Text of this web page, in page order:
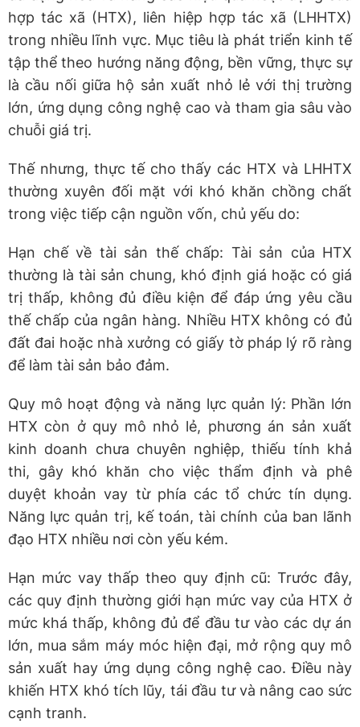
hợp tác xã (HTX), liên hiệp hợp tác xã (LHHTX)
trong nhiều lĩnh vực. Mục tiêu là phát triển kinh tế
tập thể theo hướng năng động, bền vững, thực sự
là cầu nối giữa hộ sản xuất nhỏ lẻ với thị trường
lớn, ứng dụng công nghệ cao và tham gia sâu vào
chuỗi giá trị.
Thế nhưng, thực tế cho thấy các HTX và LHHTX
thường xuyên đối mặt với khó khăn chồng chất
trong việc tiếp cận nguồn vốn, chủ yếu do:
Hạn chế về tài sản thế chấp: Tài sản của HTX
thường là tài sản chung, khó định giá hoặc có giá
trị thấp, không đủ điều kiện để đáp ứng yêu cầu
thế chấp của ngân hàng. Nhiều HTX không có đủ
đất đai hoặc nhà xưởng có giấy tờ pháp lý rõ ràng
để làm tài sản bảo đảm.
Quy mô hoạt động và năng lực quản lý: Phần lớn
HTX còn ở quy mô nhỏ lẻ, phương án sản xuất
kinh doanh chưa chuyên nghiệp, thiếu tính khả
thi, gây khó khăn cho việc thẩm định và phê
duyệt khoản vay từ phía các tổ chức tín dụng.
Năng lực quản trị, kế toán, tài chính của ban lãnh
đạo HTX nhiều nơi còn yếu kém.
Hạn mức vay thấp theo quy định cũ: Trước đây,
các quy định thường giới hạn mức vay của HTX ở
mức khá thấp, không đủ để đầu tư vào các dự án
lớn, mua sắm máy móc hiện đại, mở rộng quy mô
sản xuất hay ứng dụng công nghệ cao. Điều này
khiến HTX khó tích lũy, tái đầu tư và nâng cao sức
cạnh tranh.